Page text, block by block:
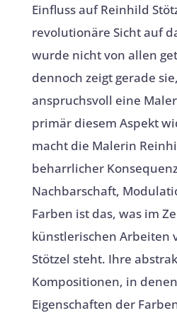
Einfluss auf Reinhild
revolutionäre Sicht auf
wurde nicht von allen
dennoch zeigt gerade
anspruchsvoll eine
primär diesem Aspekt
macht die Malerin
beharrlicher
Nachbarschaft,
Farben ist das, was im
künstlerischen Arbeiten
Stötzel steht. Ihre
Kompositionen, in
Eigenschaften der